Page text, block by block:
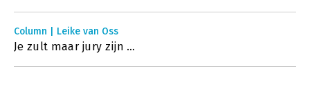
Column | Leike van Oss
Je zult maar jury zijn …